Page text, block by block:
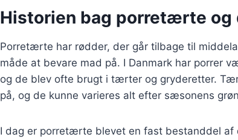
Historien bag porretærte og
Porretærte har rødder, der går tilbage til
måde at bevare mad på. I Danmark har porrer
og de blev ofte brugt i tærter og gryderetter.
på, og de kunne varieres alt efter sæsonens
I dag er porretærte blevet en fast bestanddel af